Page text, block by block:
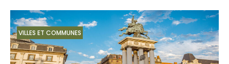
VILLES ET COMMUNES